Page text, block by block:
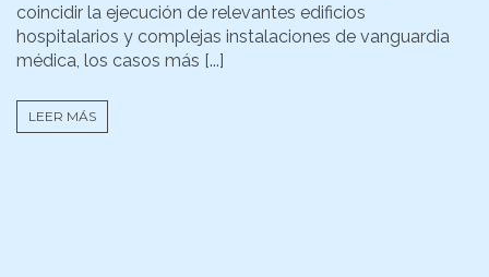
coincidir la ejecución de relevantes edificios
hospitalarios y complejas instalaciones de vanguardia
médica, los casos más [...]
LEER MÁS